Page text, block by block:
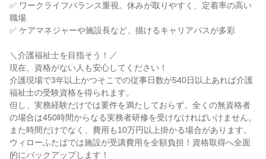
✅ ワークライフバランス重視。休みが取りやすく、定着率の高い
職場
✅ ケアマネジャーや施設長など、描けるキャリアパスが多彩
＼介護福祉士を目指そう！／
現在、資格がない人も安心してください！
介護現場で3年以上かつそこでの従事日数が540日以上あれば介護
福祉士の受験資格を得られます。
但し、実務経験だけでは要件を満たしておらず、全くの無資格者
の場合は450時間からなる実務者研修を受けなければいけません。
また時間だけでなく、費用も10万円以上掛かる場合があります。
ウィローふたばでは施設が受講費用を全額負担！資格取得へ全面
的にバックアップします！